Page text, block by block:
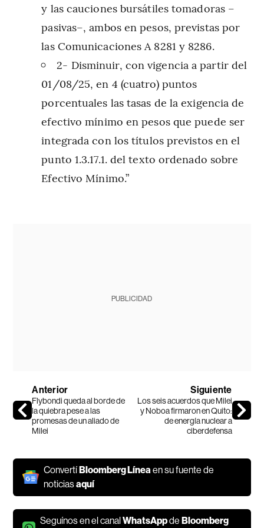
y las cauciones bursátiles tomadoras –
pasivas–, ambos en pesos, previstas por
las Comunicaciones A 8281 y 8286.
2- Disminuir, con vigencia a partir del
01/08/25, en 4 (cuatro) puntos
porcentuales las tasas de la exigencia de
efectivo mínimo en pesos que puede ser
integrada con los títulos previstos en el
punto 1.3.17.1. del texto ordenado sobre
Efectivo Mínimo.”
PUBLICIDAD
Anterior
Flybondi queda al borde de
la quiebra pese a las
promesas de un aliado de
Milei
Siguiente
Los seis acuerdos que Milei
y Noboa firmaron en Quito:
de energía nuclear a
ciberdefensa
ConvertíBloomberg Línea en su fuente de
noticiasaquí
Seguínos en el canalWhatsAppdeBloomberg